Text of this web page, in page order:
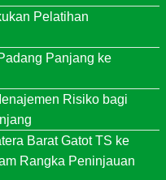
Pelatihan
Panjang ke
Risiko bagi
Barat Gatot TS ke
Rangka Peninjauan